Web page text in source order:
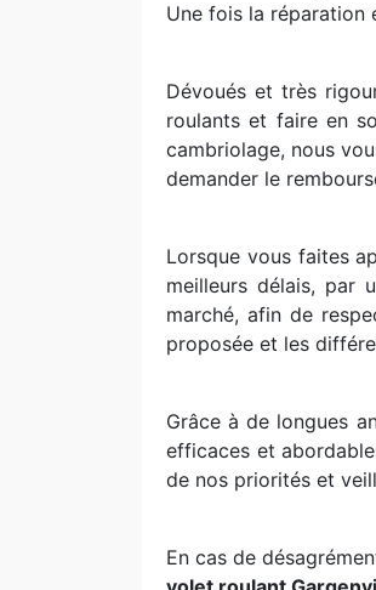
Une fois la réparation
Dévoués et très
roulants et faire en
cambriolage, nous
demander le
Lorsque vous faites
meilleurs délais, par
marché, afin de
proposée et les
Grâce à de longues
efficaces et
de nos priorités et
En cas de